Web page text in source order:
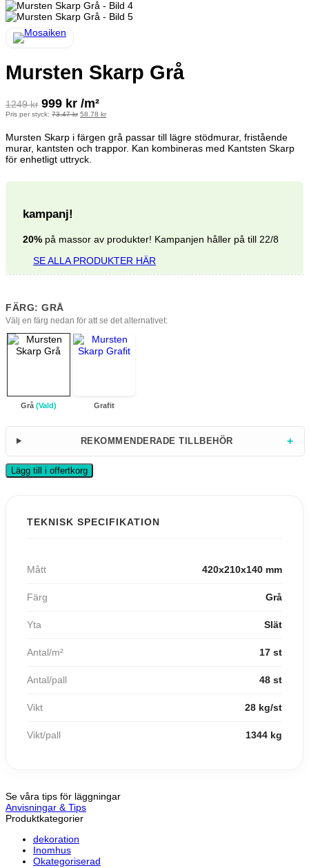
Mursten Skarp Grå
1249kr 999 kr /m²
Pris per styck: 73.47kr Det
var:
73.47 kr.
58.78 krDet
är:
58.78 kr.
Mursten Skarp i färgen grå passar till lägre stödmurar, fristående
murar, kantsten och trappor. Kan kombineras med Kantsten Skarp
för enhetligt uttryck.
kampanj!
20% på massor av produkter! Kampanjen håller på till 22/8
SE ALLA PRODUKTER HÄR
FÄRG: GRÅ
Välj en färg nedan för att se det alternativet:
Grå (Vald) Grafit
REKOMMENDERADE TILLBEHÖR +
Lägg till i offertkorg
TEKNISK SPECIFIKATION
Mått 420x210x140 mm
Färg Grå
Yta Slät
Antal/m² 17 st
Antal/pall 48 st
Vikt 28 kg/st
Vikt/pall 1344 kg
Se våra tips för läggningar
Anvisningar & Tips
Produktkategorier
dekoration
Inomhus
Okategoriserad